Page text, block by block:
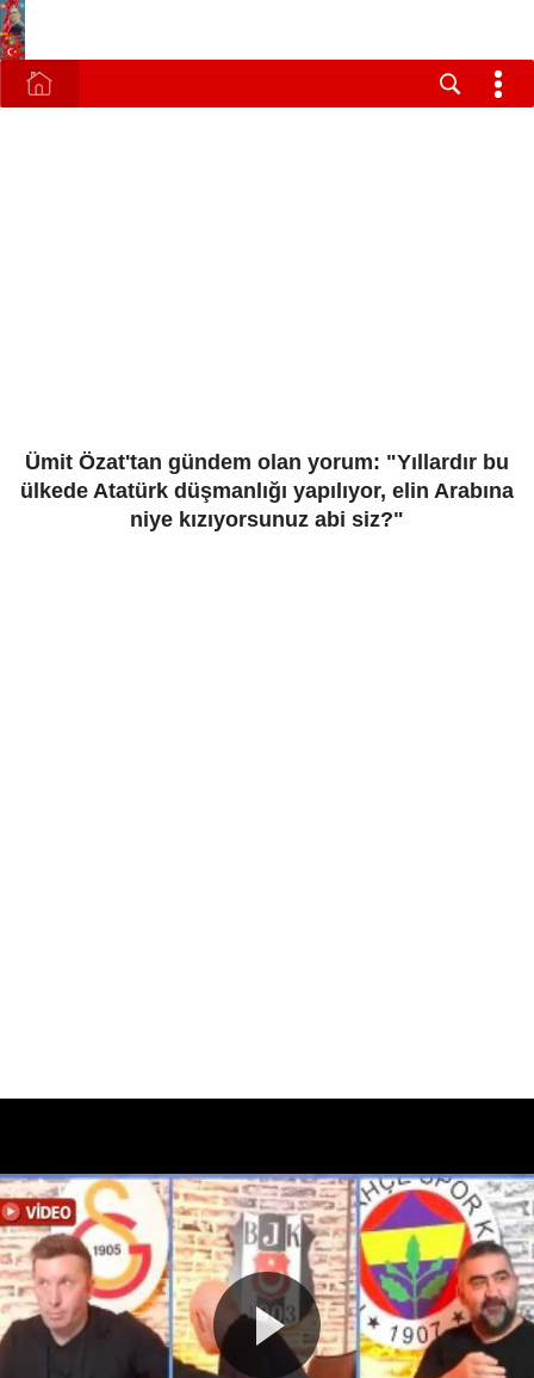
Ümit Özat'tan gündem olan yorum: "Yıllardır bu
ülkede Atatürk düşmanlığı yapılıyor, elin Arabına
niye kızıyorsunuz abi siz?"